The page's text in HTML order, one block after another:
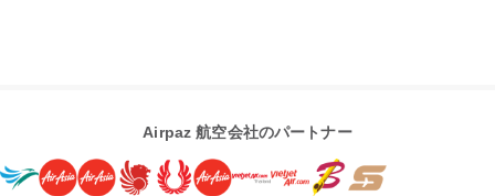
Airpaz 航空会社のパートナー